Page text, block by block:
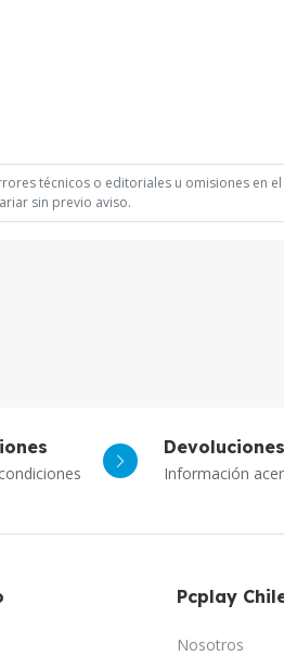
técnicos o editoriales u omisiones en
sin previo aviso.
Devoluciones
Información
Pcplay
Nosotros
Respuesta
PcPlay
Hola somos